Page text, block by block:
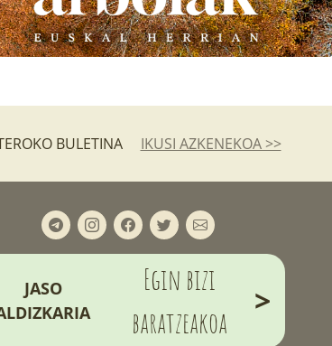
BULETINA IKUSI AZKENEKOA >>
JASO
Egin bizi
baratzeakoa
>